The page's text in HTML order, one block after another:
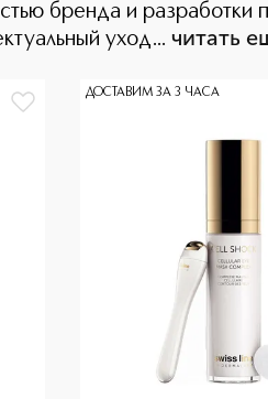
бренда и разработки
уход... читать
ДОСТАВИМ ЗА 3 ЧАСА